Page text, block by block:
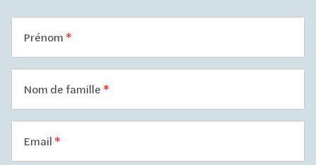
Prénom
Nom de famille
Email